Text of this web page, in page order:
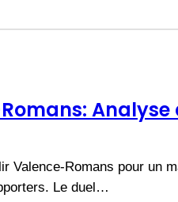
Analyse
Valence-Romans pour un
Le duel…